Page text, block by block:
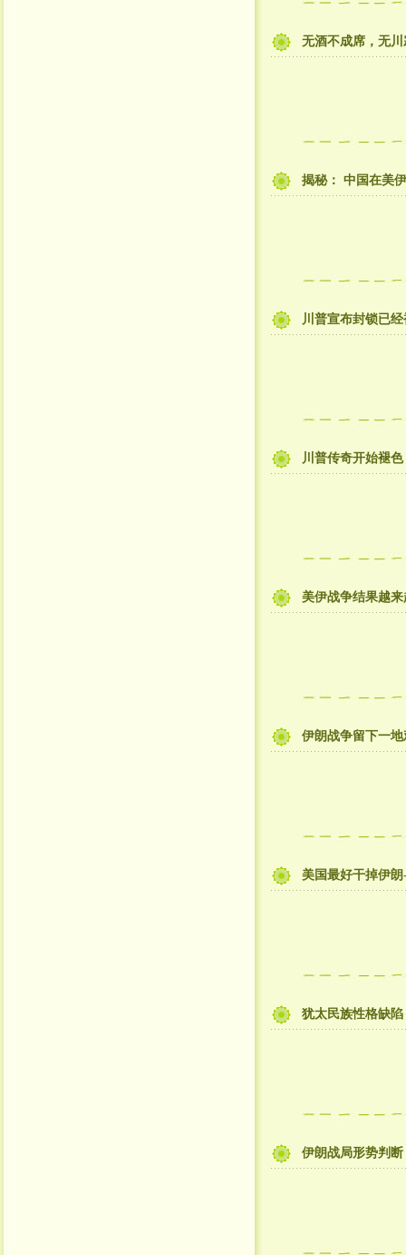
无酒不成席，无
揭秘： 中国在美
川普宣布封锁已
川普传奇开始褪色
美伊战争结果越
伊朗战争留下一地
美国最好干掉伊
犹太民族性格缺陷
伊朗战局形势判断